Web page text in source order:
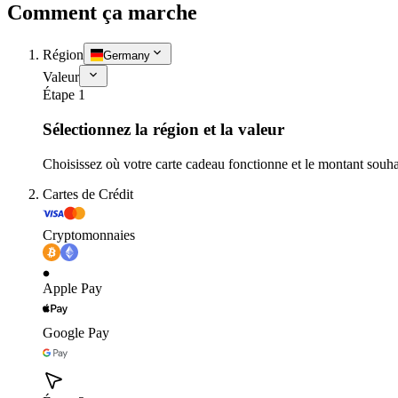
Comment ça marche
Région Germany
Valeur
Étape 1
Sélectionnez la région et la valeur
Choisissez où votre carte cadeau fonctionne et le montant
Cartes de Crédit
Cryptomonnaies
Apple Pay
Google Pay